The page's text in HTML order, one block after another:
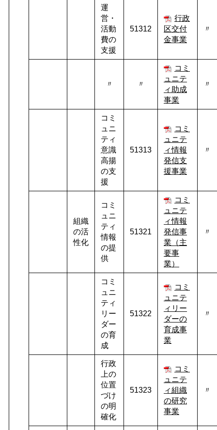
運
営・
活動
費の
支援
51312
行政
区交付
金事業
〃
〃 〃
コミ
ュニテ
ィ助成
事業
〃
コミ
ュニ
ティ
意識
高揚
の支
援
51313
コミ
ュニテ
ィ情報
発信支
援事業
〃
組織
の活
性化
コミ
ュニ
ティ
情報
の提
供
51321
コミ
ュニテ
ィ情報
発信事
業（主
要事
業）
〃
コミ
ュニ
ティ
リー
ダー
の育
成
51322
コミ
ュニテ
ィリー
ダーの
育成事
業
〃
行政
上の
位置
づけ
の明
確化
51323
コミ
ュニテ
ィ組織
の研究
事業
〃